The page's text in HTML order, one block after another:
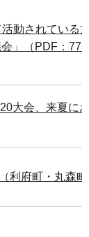
動されている
」（PDF：
大会、来夏に
利府町・丸森